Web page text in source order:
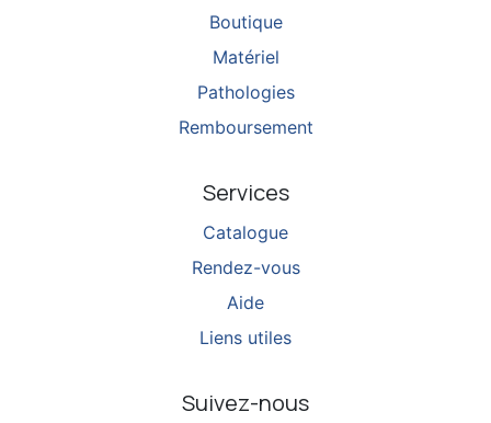
Boutique
Matériel
Pathologies
Remboursement
Services
Catalogue
Rendez-vous
Aide
Liens utiles
Suivez-nous